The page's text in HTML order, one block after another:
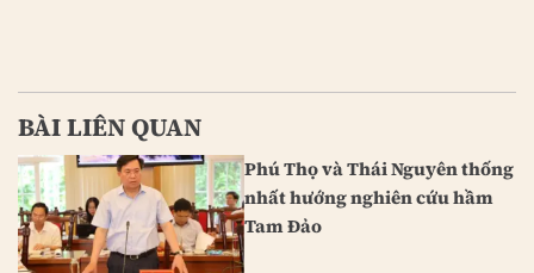
BÀI LIÊN QUAN
Phú Thọ và Thái Nguyên thống
nhất hướng nghiên cứu hầm
Tam Đảo